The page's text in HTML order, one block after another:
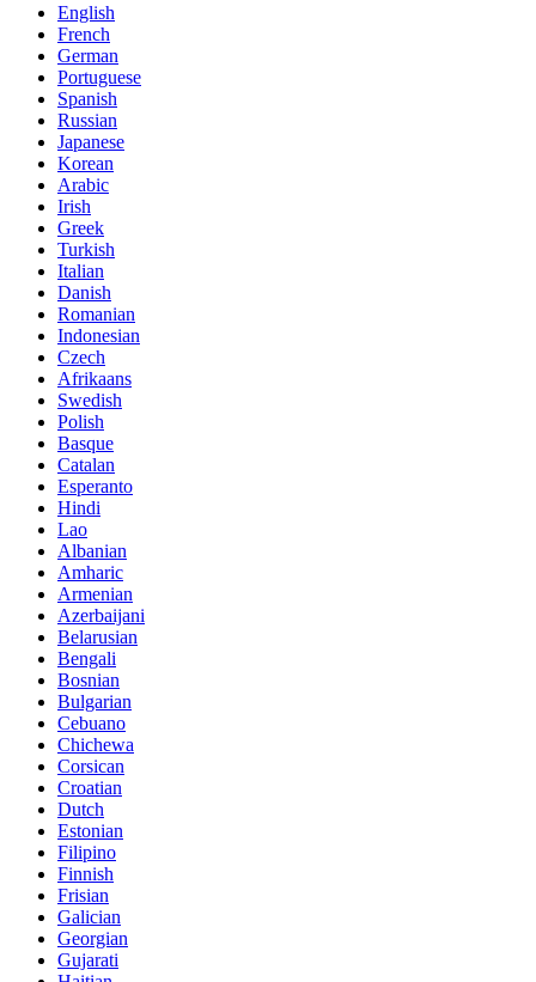
English
French
German
Portuguese
Spanish
Russian
Japanese
Korean
Arabic
Irish
Greek
Turkish
Italian
Danish
Romanian
Indonesian
Czech
Afrikaans
Swedish
Polish
Basque
Catalan
Esperanto
Hindi
Lao
Albanian
Amharic
Armenian
Azerbaijani
Belarusian
Bengali
Bosnian
Bulgarian
Cebuano
Chichewa
Corsican
Croatian
Dutch
Estonian
Filipino
Finnish
Frisian
Galician
Georgian
Gujarati